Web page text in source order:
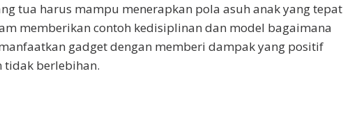
tua harus mampu menerapkan pola asuh anak yang tepat
memberikan contoh kedisiplinan dan model bagaimana
gadget dengan memberi dampak yang positif
tidak berlebihan.